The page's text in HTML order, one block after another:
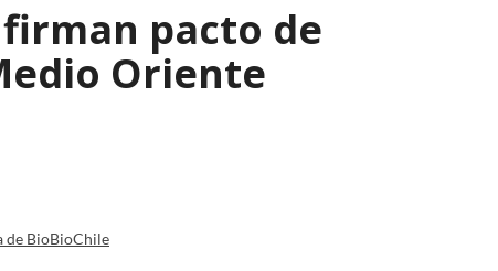
pacto de
Oriente
de BioBioChile